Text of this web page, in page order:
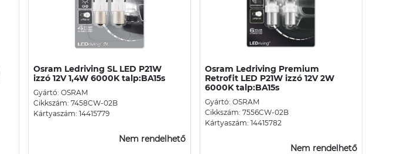
Osram Ledriving SL LED P21W
izzó 12V 1,4W 6000K talp:BA15s
Gyártó: OSRAM
Cikkszám: 7458CW-02B
Kártyaszám: 14415779
Nem rendelhető
Osram Ledriving Premium
Retrofit LED P21W izzó 12V 2W
6000K talp:BA15s
Gyártó: OSRAM
Cikkszám: 7556CW-02B
Kártyaszám: 14415782
Nem rendelhető